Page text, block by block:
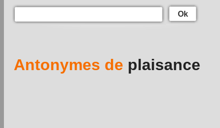
Ok
Antonymes de plaisance